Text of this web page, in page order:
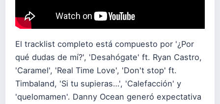
El tracklist completo está compuesto por '¿Por
qué dudas de mí?', 'Desahógate' ft. Ryan Castro,
'Caramel', 'Real Time Love', 'Don't stop' ft.
Timbaland, 'Si tu supieras…', 'Calefacción' y
'quelomamen'. Danny Ocean generó expectativa